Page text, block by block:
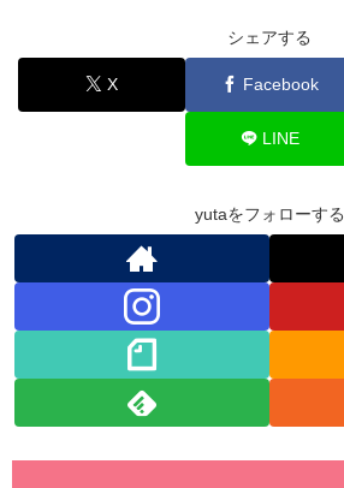
e
b
er
e
dI
at
s
A
p
p
ck
et
シェアする
X Facebook
LINE
yutaをフォローする